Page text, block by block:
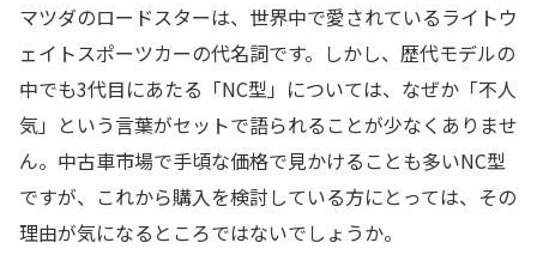
マツダのロードスターは、世界中で愛されているライトウ
ェイトスポーツカーの代名詞です。しかし、歴代モデルの
中でも3代目にあたる「NC型」については、なぜか「不人
気」という言葉がセットで語られることが少なくありませ
ん。中古車市場で手頃な価格で見かけることも多いNC型
ですが、これから購入を検討している方にとっては、その
理由が気になるところではないでしょうか。